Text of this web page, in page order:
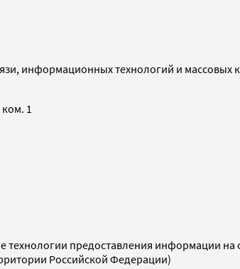
информационных технологий и
1
предоставления информации на
Российской Федерации)